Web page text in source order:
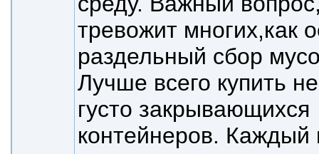
тревожит многих,как
раздельный сбор
Лучше всего купить
густо закрывающихся
контейнеров. Каждый